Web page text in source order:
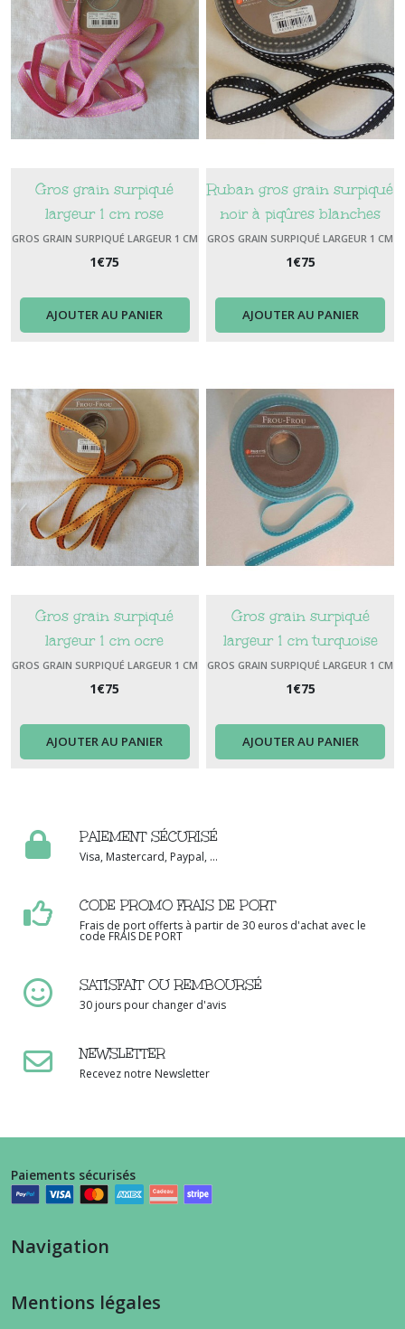
Gros grain surpiqué
largeur 1 cm rose
surpiqûre beige
GROS GRAIN SURPIQUÉ LARGEUR 1 CM
1€75
AJOUTER AU PANIER
Ruban gros grain surpiqué
noir à piqûres blanches
GROS GRAIN SURPIQUÉ LARGEUR 1 CM
1€75
AJOUTER AU PANIER
Gros grain surpiqué
largeur 1 cm ocre
surpiqûre marron
GROS GRAIN SURPIQUÉ LARGEUR 1 CM
1€75
AJOUTER AU PANIER
Gros grain surpiqué
largeur 1 cm turquoise
GROS GRAIN SURPIQUÉ LARGEUR 1 CM
1€75
AJOUTER AU PANIER
PAIEMENT SÉCURISÉ
Visa, Mastercard, Paypal, ...
CODE PROMO FRAIS DE PORT
Frais de port offerts à partir de 30 euros d'achat avec le
code FRAIS DE PORT
SATISFAIT OU REMBOURSÉ
30 jours pour changer d'avis
NEWSLETTER
Recevez notre Newsletter
Paiements sécurisés
Navigation
Mentions légales